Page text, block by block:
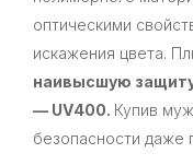
оптическими
искажения цвета.
наивысшую
— UV400. Купив
безопасности даже